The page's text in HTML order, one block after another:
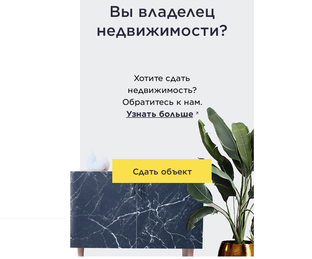
Вы владелец
недвижимости?
Хотите сдать
недвижимость?
Обратитесь к нам.
Узнать больше
Сдать объект